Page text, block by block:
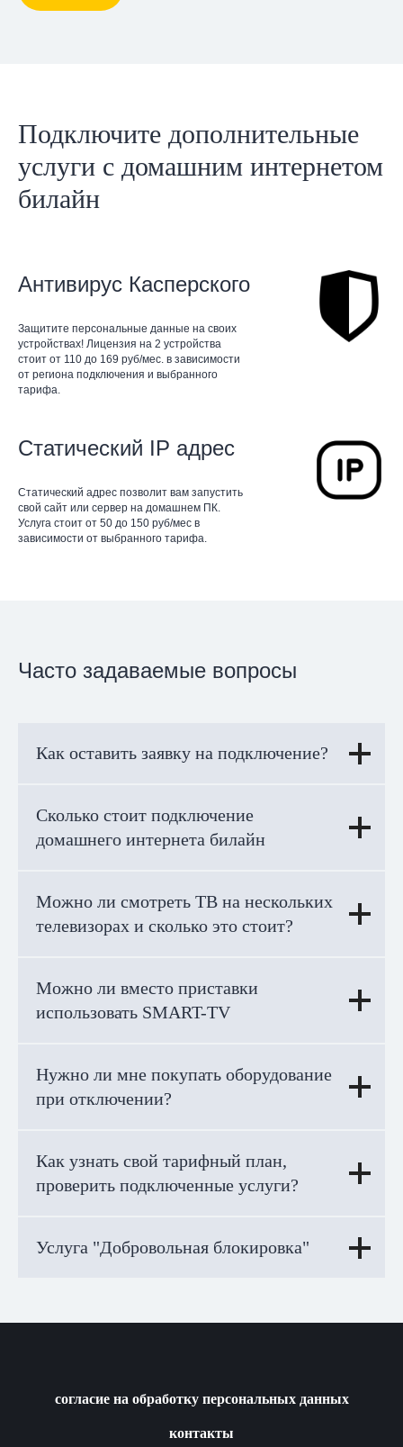
Подключите дополнительные
услуги с домашним интернетом
билайн
Антивирус Касперского
Защитите персональные данные на своих
устройствах! Лицензия на 2 устройства
стоит от 110 до 169 руб/мес. в зависимости
от региона подключения и выбранного
тарифа.
Статический IP адрес
Статический адрес позволит вам запустить
свой сайт или сервер на домашнем ПК.
Услуга стоит от 50 до 150 руб/мес в
зависимости от выбранного тарифа.
Часто задаваемые вопросы
Как оставить заявку на подключение?
Сколько стоит подключение
домашнего интернета билайн
Можно ли смотреть ТВ на нескольких
телевизорах и сколько это стоит?
Можно ли вместо приставки
использовать SMART-TV
Нужно ли мне покупать оборудование
при отключении?
Как узнать свой тарифный план,
проверить подключенные услуги?
Услуга "Добровольная блокировка"
согласие на обработку персональных данных
контакты